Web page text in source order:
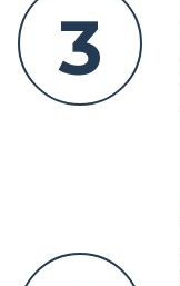
3